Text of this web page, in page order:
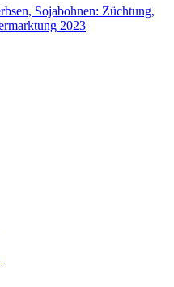
Sojabohnen: Züchtung,
2023